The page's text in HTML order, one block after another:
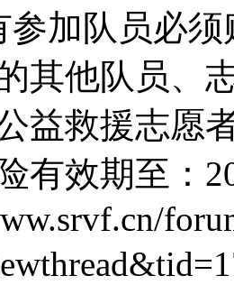
参加队员必
其他队员、
益救援志愿
有效期至：